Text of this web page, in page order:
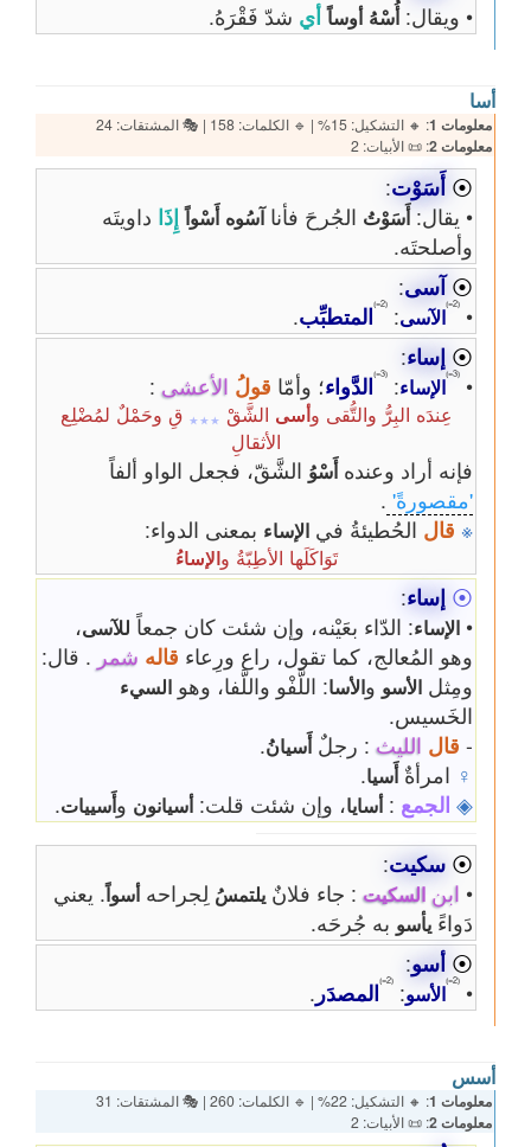
• ويقال: أُسْهُ أوساًأيشدّ فَقْرَهُ.
أسا
معلومات 1 : 🔸 التشكيل: 15% | 🔹 الكلمات: 158 | 🎭 المشتقات: 24
معلومات 2 : 📜 الأبيات: 2
⦿ أَسَوْت:
• يقال: أَسَوْتُالجُرحَ فأناآسُوه أَسْواًإِذَاداويتَه
وأصلحتَه.
⦿ آسى:
•
الآسى: المتطبِّب.
⦿ إساء:
•
الإساء: الدَّواء؛ وأمّا قولُ الأعشى :
عِندَه البِرُّ والتُّقى وأسىالشَّقْ ٭٭٭قِ وحَمْلٌ لمُضْلِع
الأثقالِ
فإنه أراد وعنده أَسْوُالشَّقّ، فجعل الواو ألفاً
'مقصورةً' .
※ قالالحُطيئةُ في الإساءبمعنى الدواء:
تَوَاكَلَها الأطِبّةُ والإساءُ
⦿ إساء:
• الإساء: الدّاء بعَيْنه، وإن شئت كان جمعاً للآسى،
وهو المُعالج، كما تقول، راع ورِعاء قاله شمر . قال:
ومِثل الأسووالأسا: اللَّفْو واللَّفا، وهو السيء
الخَسيس.
- قال الليث : رجلٌ أَسيانُ.
♀ امرأةٌ أَسيا.
◈ الجمع : أسايا، وإن شئت قلت: أسيانونوأَسييات.
⦿ سكيت:
• ابن السكيت : جاء فلانٌ يلتمسُلِجراحه أسواً. يعني
دَواءً يأسوبه جُرحَه.
⦿ أسو:
•
الأسو: المصدَر .
أسس
معلومات 1 : 🔸 التشكيل: 22% | 🔹 الكلمات: 260 | 🎭 المشتقات: 31
معلومات 2 : 📜 الأبيات: 2